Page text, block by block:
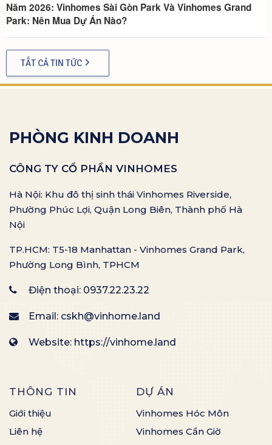
Năm 2026: Vinhomes Sài Gòn Park Và Vinhomes Grand
Park: Nên Mua Dự Án Nào?
TẤT CẢ TIN TỨC
PHÒNG KINH DOANH
CÔNG TY CỔ PHẦN VINHOMES
Hà Nội: Khu đô thị sinh thái Vinhomes Riverside,
Phường Phúc Lợi, Quận Long Biên, Thành phố Hà
Nội
TP.HCM: T5-18 Manhattan - Vinhomes Grand Park,
Phường Long Bình, TPHCM
Điện thoại: 0937.22.23.22
Email: cskh@vinhome.land
Website: https://vinhome.land
THÔNG TIN
Giới thiệu
Liên hệ
DỰ ÁN
Vinhomes Hóc Môn
Vinhomes Cần Giờ